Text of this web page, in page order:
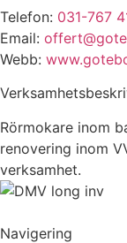
Telefon: 031-767
Email:
Webb:
Rörmokare inom
renovering inom
verksamhet.
Navigering